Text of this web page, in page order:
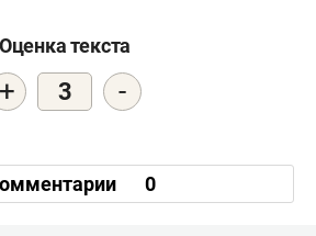
Оценка текста
+ 3 -
0